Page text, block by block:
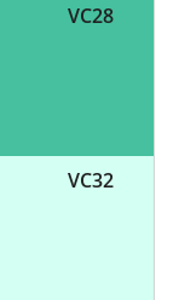
VC28
VC32